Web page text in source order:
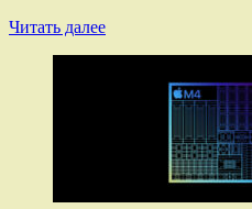
Читать далееПрочитать
Wisdom